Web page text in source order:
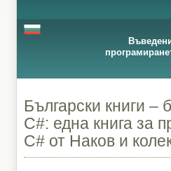
Български книги –
C#: една книга за
C# от Наков и